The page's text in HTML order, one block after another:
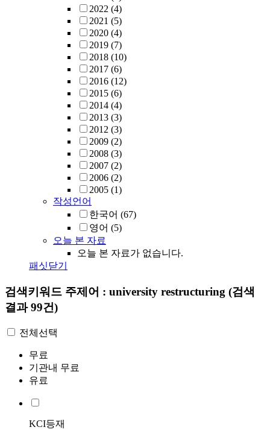
2022 (4)
2021 (5)
2020 (4)
2019 (7)
2018 (10)
2017 (6)
2016 (12)
2015 (6)
2014 (4)
2013 (3)
2012 (3)
2009 (2)
2008 (3)
2007 (2)
2006 (2)
2005 (1)
작성언어
한국어 (67)
영어 (5)
오늘 본 자료
오늘 본 자료가 없습니다.
패싯닫기
검색키워드 주제어 : university restructuring (검색
결과 99건)
전체선택
무료
기관내 무료
유료
KCI등재